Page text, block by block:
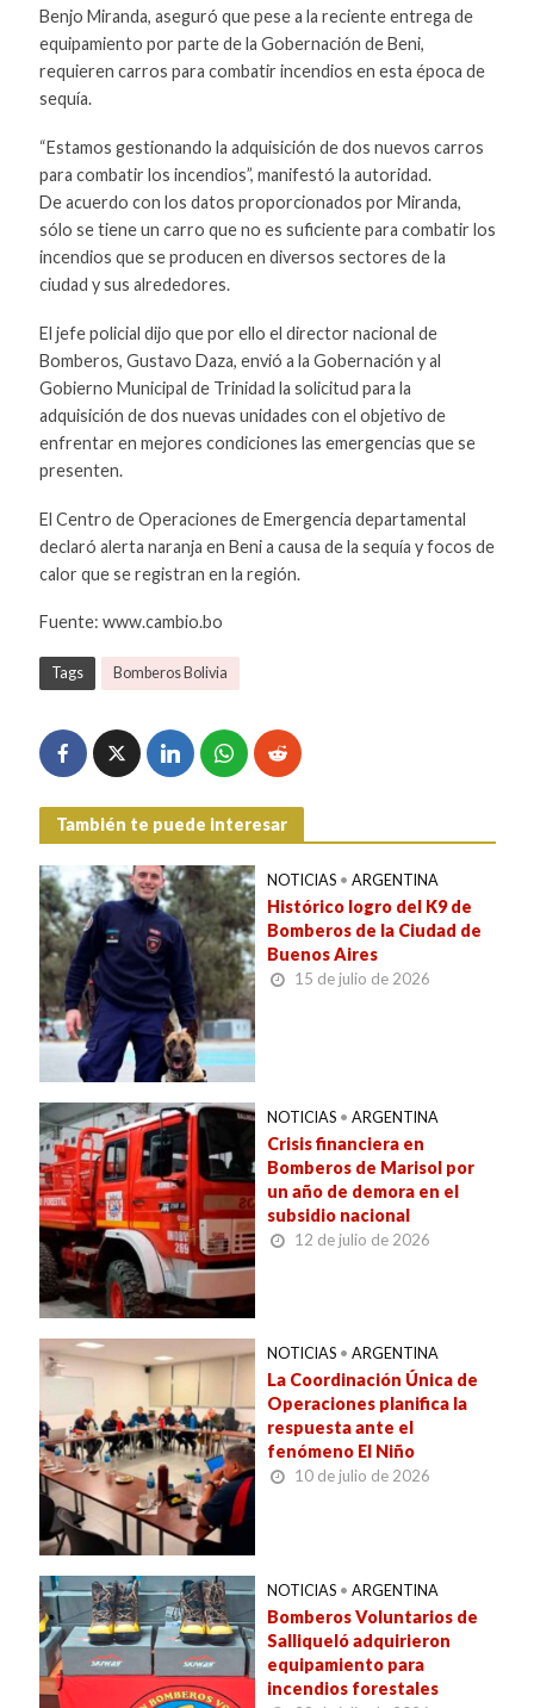
Benjo Miranda, aseguró que pese a la reciente entrega de
equipamiento por parte de la Gobernación de Beni,
requieren carros para combatir incendios en esta época de
sequía.
“Estamos gestionando la adquisición de dos nuevos carros
para combatir los incendios”, manifestó la autoridad.
De acuerdo con los datos proporcionados por Miranda,
sólo se tiene un carro que no es suficiente para combatir los
incendios que se producen en diversos sectores de la
ciudad y sus alrededores.
El jefe policial dijo que por ello el director nacional de
Bomberos, Gustavo Daza, envió a la Gobernación y al
Gobierno Municipal de Trinidad la solicitud para la
adquisición de dos nuevas unidades con el objetivo de
enfrentar en mejores condiciones las emergencias que se
presenten.
El Centro de Operaciones de Emergencia departamental
declaró alerta naranja en Beni a causa de la sequía y focos de
calor que se registran en la región.
Fuente: www.cambio.bo
Tags Bomberos Bolivia
También te puede interesar
NOTICIAS • ARGENTINA
Histórico logro del K9 de
Bomberos de la Ciudad de
Buenos Aires
15 de julio de 2026
NOTICIAS • ARGENTINA
Crisis financiera en
Bomberos de Marisol por
un año de demora en el
subsidio nacional
12 de julio de 2026
NOTICIAS • ARGENTINA
La Coordinación Única de
Operaciones planifica la
respuesta ante el
fenómeno El Niño
10 de julio de 2026
NOTICIAS • ARGENTINA
Bomberos Voluntarios de
Salliqueló adquirieron
equipamiento para
incendios forestales